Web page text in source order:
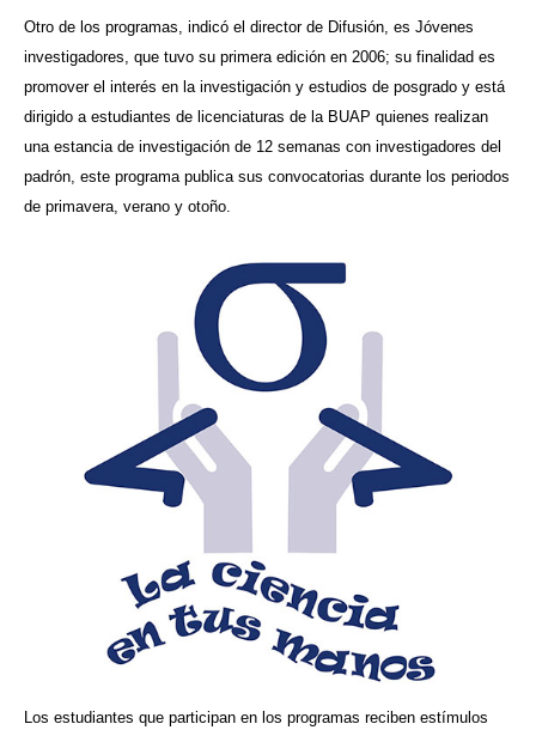
Otro de los programas, indicó el director de Difusión, es Jóvenes
investigadores, que tuvo su primera edición en 2006; su finalidad es
promover el interés en la investigación y estudios de posgrado y está
dirigido a estudiantes de licenciaturas de la BUAP quienes realizan
una estancia de investigación de 12 semanas con investigadores del
padrón, este programa publica sus convocatorias durante los periodos
de primavera, verano y otoño.
Los estudiantes que participan en los programas reciben estímulos